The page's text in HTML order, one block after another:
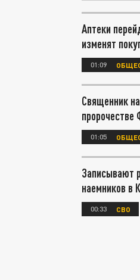
Аптеки
изменят
01:09
Священник
01:05
Записывают
наемников в
00:33 СВО